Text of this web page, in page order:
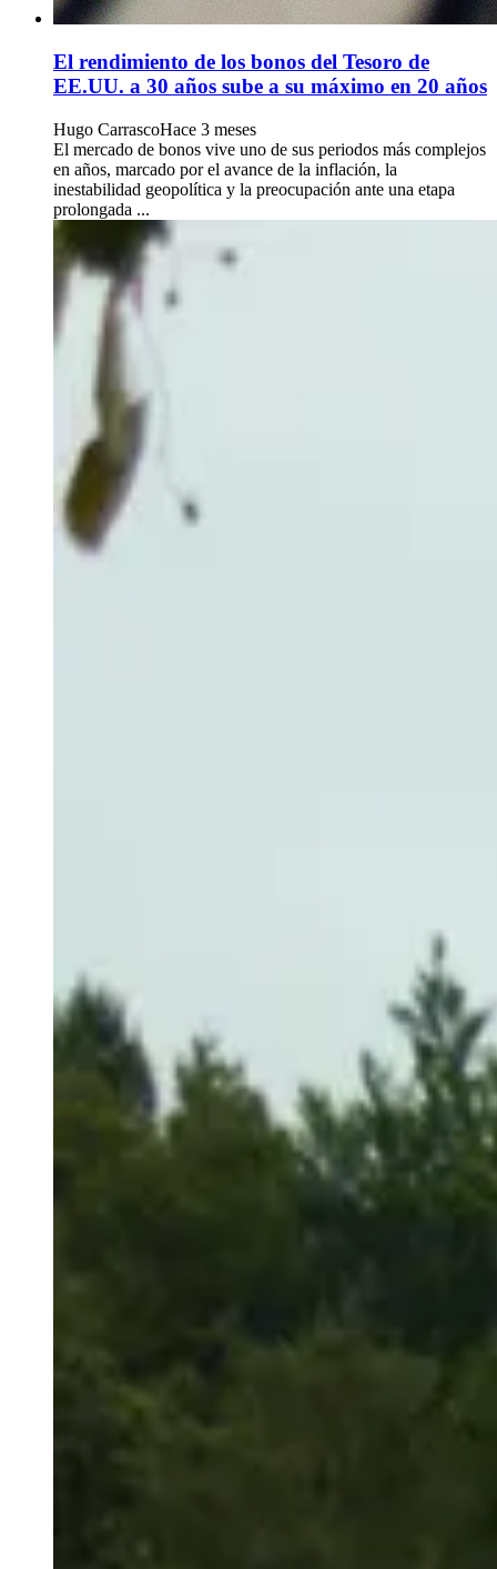
El rendimiento de los bonos del Tesoro de
EE.UU. a 30 años sube a su máximo en 20 años
Hugo CarrascoHace 3 meses
El mercado de bonos vive uno de sus periodos más complejos
en años, marcado por el avance de la inflación, la
inestabilidad geopolítica y la preocupación ante una etapa
prolongada ...